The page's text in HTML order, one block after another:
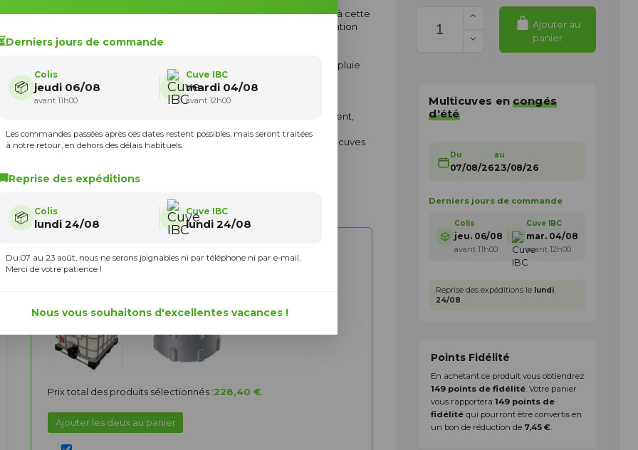
Récupérez et stockez jusqu’à1 000 litres d’eau de pluiegrâce à cette
, prête à l’emploi et idéale pour une installation
domestique simple, fiable et prête à évoluer.
pour récupérer et stocker l’eau de pluie
Cuve reconditionnée contrôlée , (poche, vanne soudée et
couvercle neufs)
Installation simple
, sans terrassement ni bricolage lourd
(raccordement,
trop-plein, robinet…)
Solution flexible et évolutive
: possibilité d’ajouter d’autres cuves
Voir plus d'information
Prix total des produits sélectionnés :228,40 €
Ajouter les deux au panier
Ajouter au
panier
Multicuves encongés
d'été
Du
07/08/26
au
23/08/26
Derniers jours de commande
Colis
jeu. 06/08
avant 11h00
Cuve IBC
mar. 04/08
avant 12h00
Reprise des expéditions le lundi
24/08.
Points Fidélité
En achetant ce produit vous obtiendrez
149 points de fidélité. Votre panier
vous rapportera 149points de
fidélitéqui pourront être convertis en
un bon de réduction de 7,45 €.
Derniers jours de commande
📦
Colis
jeudi 06/08
avant 11h00
Cuve IBC
mardi 04/08
avant 12h00
Les commandes passées après ces dates restent possibles, mais seront traitées
à notre retour, en dehors des délais habituels.
Reprise des expéditions
📦 Colis
lundi 24/08
Cuve IBC
lundi 24/08
Du 07 au 23 août, nous ne serons joignables ni par téléphone ni par e-mail.
Merci de votre patience !
Nous vous souhaitons d'excellentes vacances !